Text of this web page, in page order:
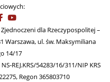
dla Rzeczypospolitej –
Warszawa, ul. św. Maksymiliana
14/17
REJ.KRS/54283/16/311/NIP KRS
Regon 365803710